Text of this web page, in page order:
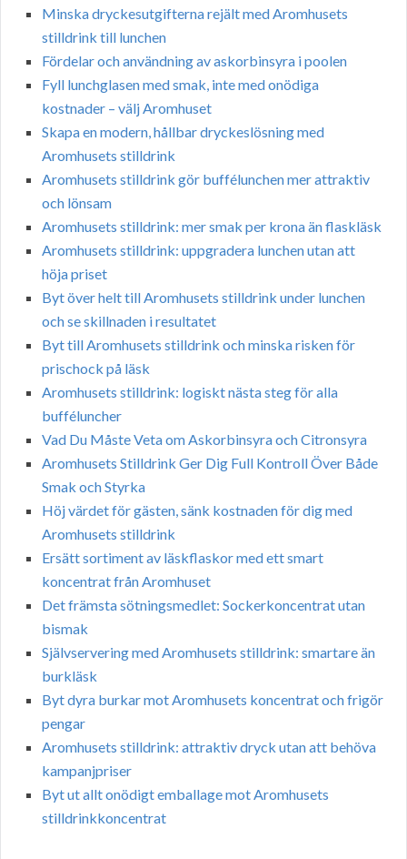
Minska dryckesutgifterna rejält med Aromhusets
stilldrink till lunchen
Fördelar och användning av askorbinsyra i poolen
Fyll lunchglasen med smak, inte med onödiga
kostnader – välj Aromhuset
Skapa en modern, hållbar dryckeslösning med
Aromhusets stilldrink
Aromhusets stilldrink gör buffélunchen mer attraktiv
och lönsam
Aromhusets stilldrink: mer smak per krona än flaskläsk
Aromhusets stilldrink: uppgradera lunchen utan att
höja priset
Byt över helt till Aromhusets stilldrink under lunchen
och se skillnaden i resultatet
Byt till Aromhusets stilldrink och minska risken för
prischock på läsk
Aromhusets stilldrink: logiskt nästa steg för alla
bufféluncher
Vad Du Måste Veta om Askorbinsyra och Citronsyra
Aromhusets Stilldrink Ger Dig Full Kontroll Över Både
Smak och Styrka
Höj värdet för gästen, sänk kostnaden för dig med
Aromhusets stilldrink
Ersätt sortiment av läskflaskor med ett smart
koncentrat från Aromhuset
Det främsta sötningsmedlet: Sockerkoncentrat utan
bismak
Självservering med Aromhusets stilldrink: smartare än
burkläsk
Byt dyra burkar mot Aromhusets koncentrat och frigör
pengar
Aromhusets stilldrink: attraktiv dryck utan att behöva
kampanjpriser
Byt ut allt onödigt emballage mot Aromhusets
stilldrinkkoncentrat